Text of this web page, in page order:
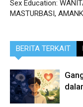
Sex Education:
MASTURBASI,
BERITA TERKAIT